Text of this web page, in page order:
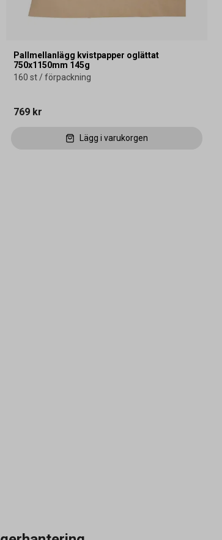
Pallmellanlägg kvistpapper oglättat
750x1150mm 145g
160 st / förpackning
769 kr
Lägg i varukorgen